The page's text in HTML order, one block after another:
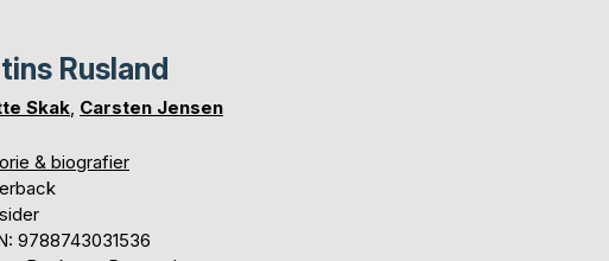
Rusland
Skak, Carsten Jensen
& biografier
9788743031536